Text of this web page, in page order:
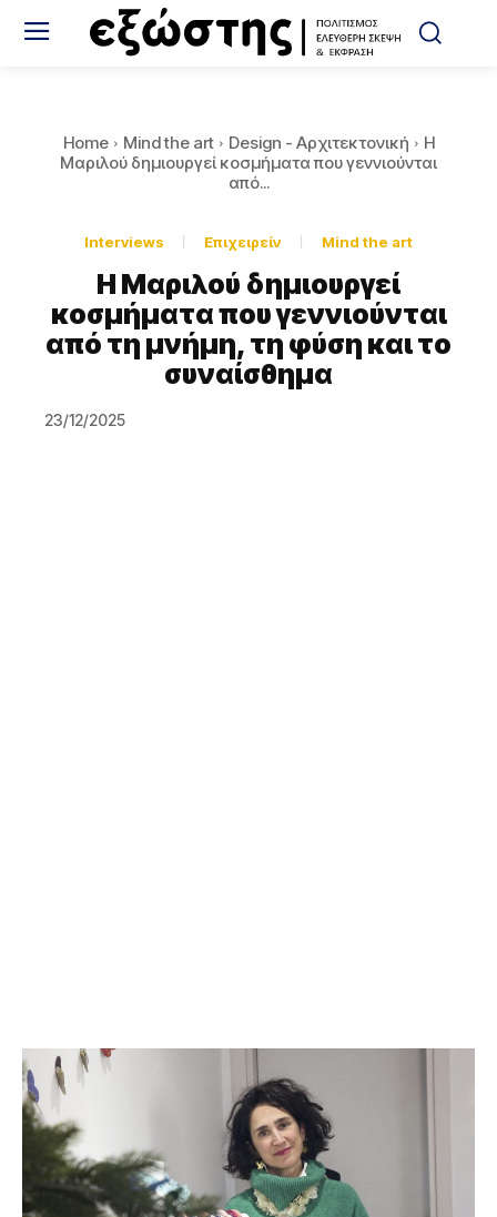
Home Mind the art Design - Αρχιτεκτονική
Η
Μαριλού δημιουργεί κοσμήματα που γεννιούνται
από...
Interviews Eπιχειρείν Mind the art
Η Μαριλού δημιουργεί
κοσμήματα που γεννιούνται
από τη μνήμη, τη φύση και το
συναίσθημα
23/12/2025